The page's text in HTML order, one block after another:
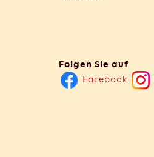
Folgen Sie auf
Facebook